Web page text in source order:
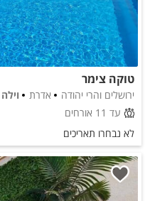
טוקה צימר
ירושלים והרי יהודה אדרת
וילה 2 חדרים
עד 11 אורחים
לא נבחרו תאריכים